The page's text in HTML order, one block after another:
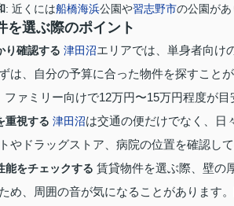
: 近くには船橋海浜公園や習志野市の公園があ
を選ぶ際のポイント
り確認する 津田沼エリアでは、単身者向け
は、自分の予算に合った物件を探すことが
ファミリー向けで12万円〜15万円程度が目
重視する 津田沼は交通の便だけでなく、日
やドラッグストア、病院の位置を確認し
能をチェックする 賃貸物件を選ぶ際、壁の
め、周囲の音が気になることがあります